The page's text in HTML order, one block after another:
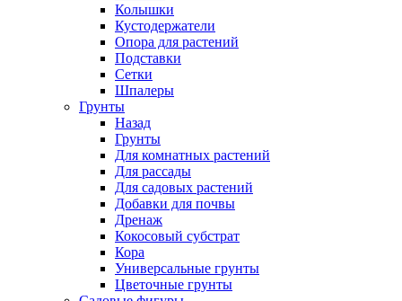
Колышки
Кустодержатели
Опора для растений
Подставки
Сетки
Шпалеры
Грунты
Назад
Грунты
Для комнатных растений
Для рассады
Для садовых растений
Добавки для почвы
Дренаж
Кокосовый субстрат
Кора
Универсальные грунты
Цветочные грунты